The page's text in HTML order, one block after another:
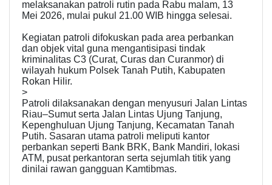
melaksanakan patroli rutin pada Rabu malam, 13
Mei 2026, mulai pukul 21.00 WIB hingga selesai.
Kegiatan patroli difokuskan pada area perbankan
dan objek vital guna mengantisipasi tindak
kriminalitas C3 (Curat, Curas dan Curanmor) di
wilayah hukum Polsek Tanah Putih, Kabupaten
Rokan Hilir.
>
Patroli dilaksanakan dengan menyusuri Jalan Lintas
Riau–Sumut serta Jalan Lintas Ujung Tanjung,
Kepenghuluan Ujung Tanjung, Kecamatan Tanah
Putih. Sasaran utama patroli meliputi kantor
perbankan seperti Bank BRK, Bank Mandiri, lokasi
ATM, pusat perkantoran serta sejumlah titik yang
dinilai rawan gangguan Kamtibmas.